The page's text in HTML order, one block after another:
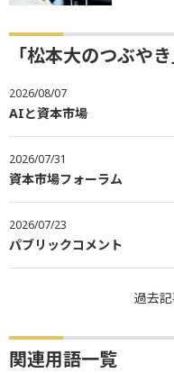
「松本大のつぶや
2026/08/07
AIと資本市場
2026/07/31
資本市場フォーラム
2026/07/23
パブリックコメント
過去
関連用語一覧